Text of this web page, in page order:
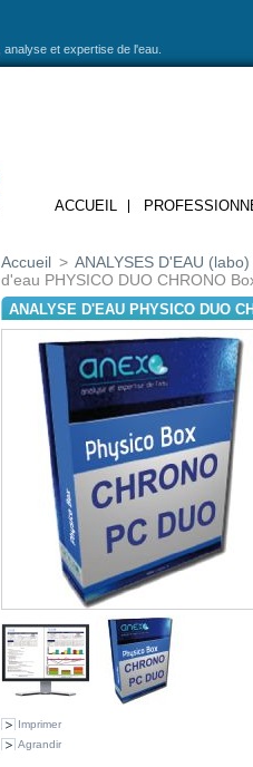
analyse et expertise de l'eau.
ACCUEIL
Accueil > ANALYSES D'EAU (labo)
d'eau PHYSICO DUO CHRONO
ANALYSE D'EAU PHYSICO DUO
Imprimer
Agrandir